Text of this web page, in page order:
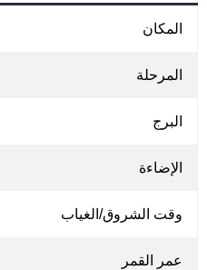
المكان
المرحلة
البرج
الإضاءة
وقت الشروق/الغياب
عمر القمر